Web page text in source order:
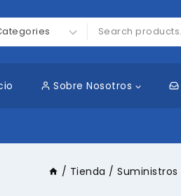
Sobre Nosotros
/ Tienda / Suministros